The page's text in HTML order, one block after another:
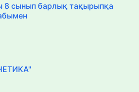
8 сынып барлық тақырыпқа